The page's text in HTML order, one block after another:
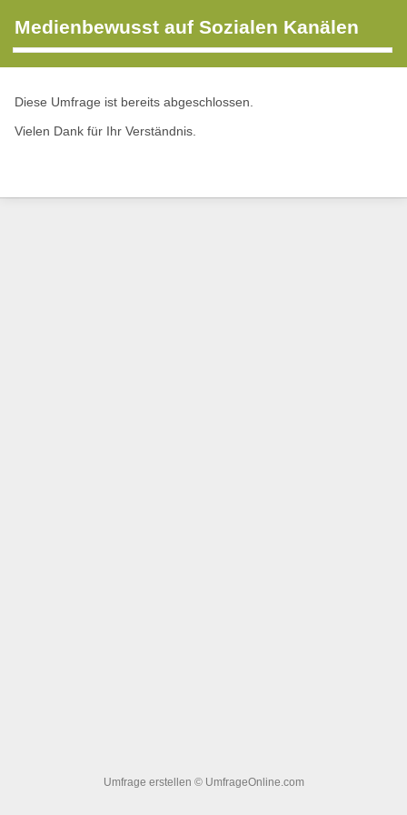
Medienbewusst auf Sozialen Kanälen
Diese Umfrage ist bereits abgeschlossen.
Vielen Dank für Ihr Verständnis.
Umfrage erstellen © UmfrageOnline.com